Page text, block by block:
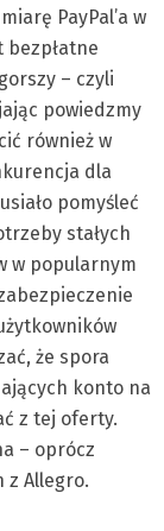
PayPal’a w
bezpłatne
– czyli
powiedzmy
również w
dla
pomyśleć
stałych
w popularnym
że spora
konto na
z tej oferty.
– oprócz
z Allegro.